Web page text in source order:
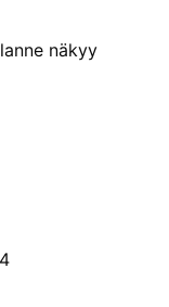
näkyy